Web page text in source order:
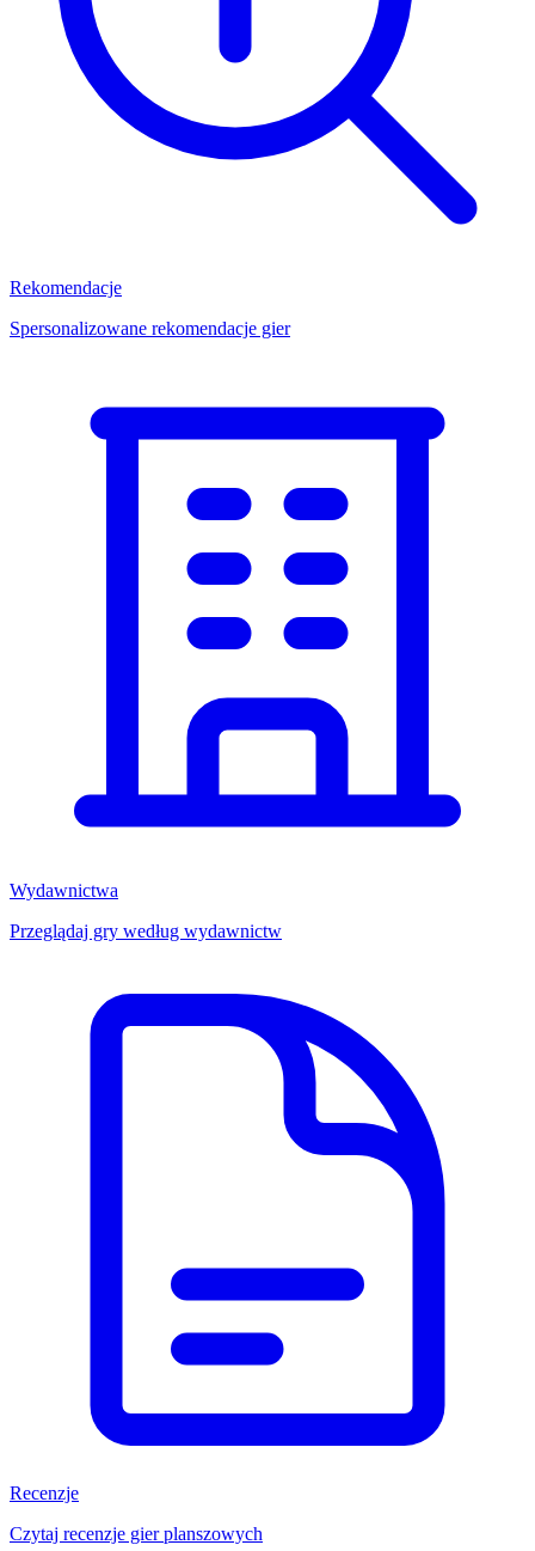
Rekomendacje
Spersonalizowane rekomendacje gier
Wydawnictwa
Przeglądaj gry według wydawnictw
Recenzje
Czytaj recenzje gier planszowych